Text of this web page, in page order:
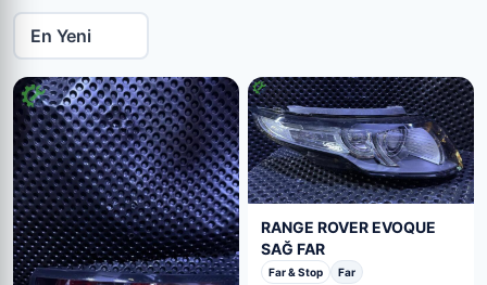
RANGE ROVER EVOQUE
SAĞ FAR
Far & Stop Far